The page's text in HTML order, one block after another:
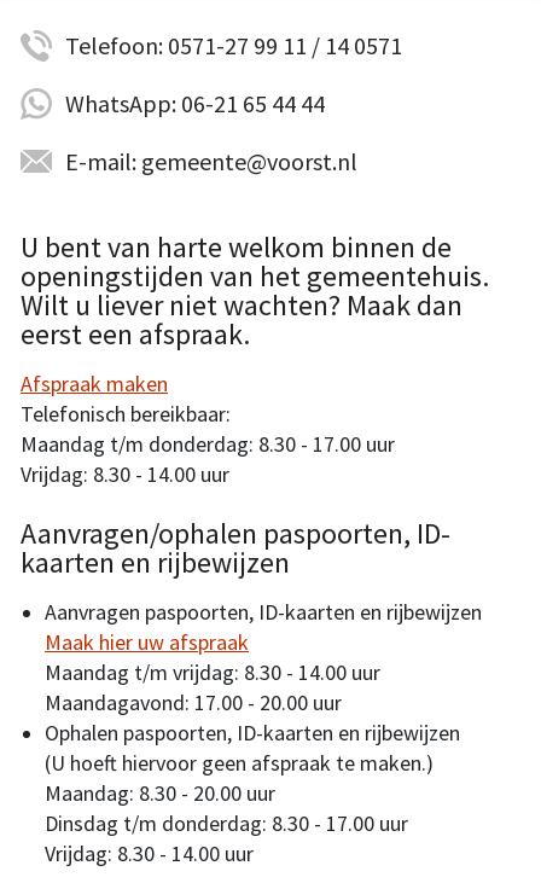
Telefoon: 0571-27 99 11 / 14 0571
WhatsApp: 06-21 65 44 44
E-mail: gemeente@voorst.nl
U bent van harte welkom binnen de
openingstijden van het gemeentehuis.
Wilt u liever niet wachten? Maak dan
eerst een afspraak.
Afspraak maken
Telefonisch bereikbaar:
Maandag t/m donderdag: 8.30 - 17.00 uur
Vrijdag: 8.30 - 14.00 uur
Aanvragen/ophalen paspoorten, ID-
kaarten en rijbewijzen
Aanvragen paspoorten, ID-kaarten en rijbewijzen
Maak hier uw afspraak
Maandag t/m vrijdag: 8.30 - 14.00 uur
Maandagavond: 17.00 - 20.00 uur
Ophalen paspoorten, ID-kaarten en rijbewijzen
(U hoeft hiervoor geen afspraak te maken.)
Maandag: 8.30 - 20.00 uur
Dinsdag t/m donderdag: 8.30 - 17.00 uur
Vrijdag: 8.30 - 14.00 uur